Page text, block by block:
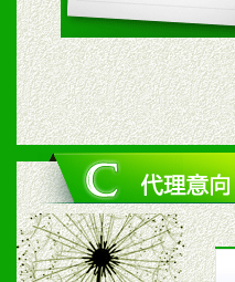
1、给予前
2、对于临
六、服务优
1、完善的
我们将及